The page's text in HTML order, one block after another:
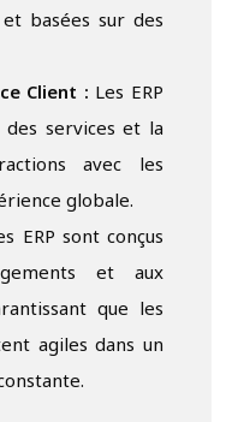
basées sur des
Client : Les ERP
services et la
avec les
globale.
ERP sont conçus
et aux
que les
agiles dans un